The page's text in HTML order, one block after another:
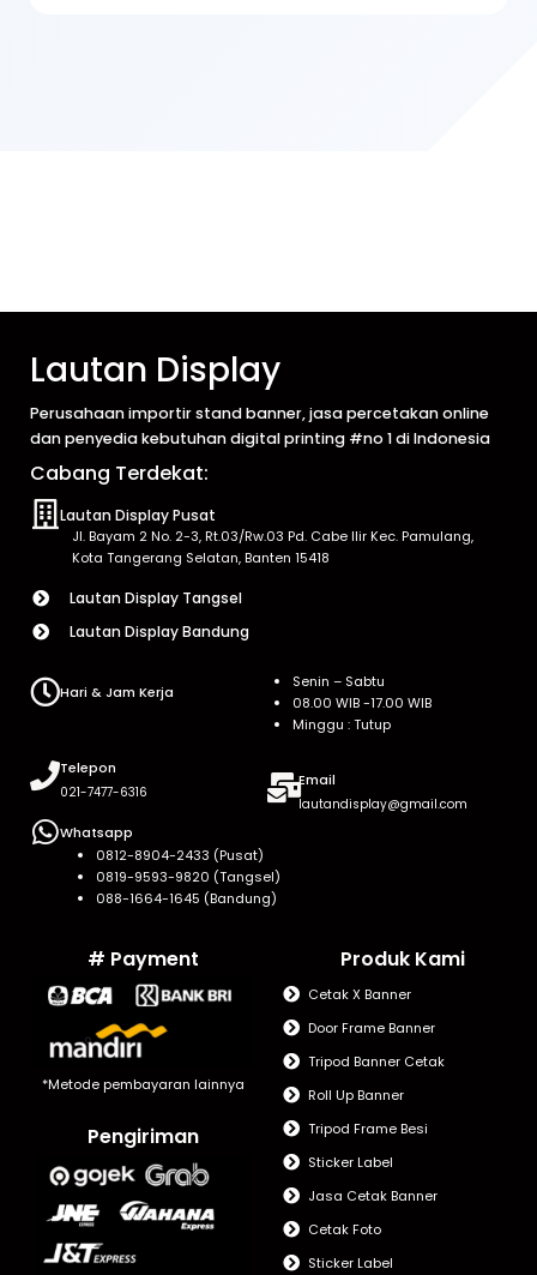
Lautan Display
Perusahaan importir stand banner, jasa percetakan online
dan penyedia kebutuhan digital printing #no 1 di Indonesia
Cabang Terdekat:
Lautan Display Pusat
Jl. Bayam 2 No. 2-3, Rt.03/Rw.03 Pd. Cabe Ilir Kec. Pamulang,
Kota Tangerang Selatan, Banten 15418
Lautan Display Tangsel
Lautan Display Bandung
Hari & Jam Kerja
Senin – Sabtu
08.00 WIB -17.00 WIB
Minggu : Tutup
Telepon
021-7477-6316
Email
lautandisplay@gmail.com
Whatsapp
0812-8904-2433 (Pusat)
0819-9593-9820 (Tangsel)
088-1664-1645 (Bandung)
# Payment
*Metode pembayaran lainnya
Pengiriman
Produk Kami
Cetak X Banner
Door Frame Banner
Tripod Banner Cetak
Roll Up Banner
Tripod Frame Besi
Sticker Label
Jasa Cetak Banner
Cetak Foto
Sticker Label